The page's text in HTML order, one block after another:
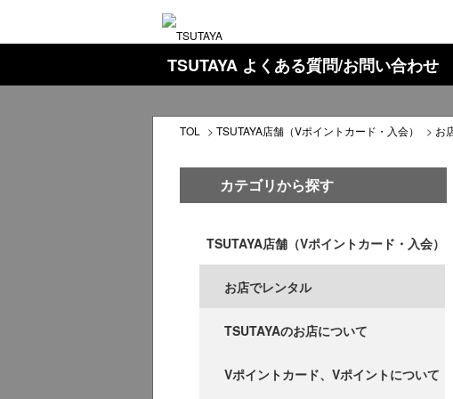
TSUTAYA よくある質問/お問い合わせ
TOL > TSUTAYA店舗（Vポイントカード・入会） > お
カテゴリから探す
TSUTAYA店舗（Vポイントカード・入会）
お店でレンタル
TSUTAYAのお店について
Vポイントカード、Vポイントについて